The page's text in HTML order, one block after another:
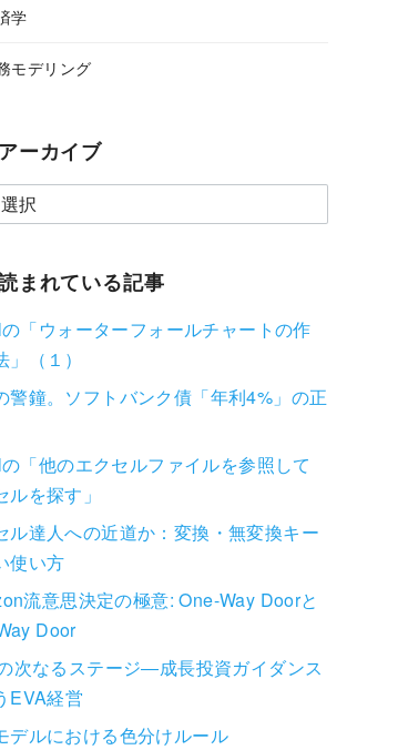
学
モデリング
ーカイブ
まれている記事
「ウォーターフォールチャートの作
」（１）
警鐘。ソフトバンク債「年利4%」の正
「他のエクセルファイルを参照して
ルを探す」
ル達人への近道か：変換・無変換キー
使い方
流意思決定の極意: One-Way Doorと
Door
次なるステージ―成長投資ガイダンス
EVA経営
デルにおける色分けルール